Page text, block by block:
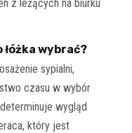
z leżących na biurku
wybrać?
sypialni,
czasu w wybór
wygląd
który jest